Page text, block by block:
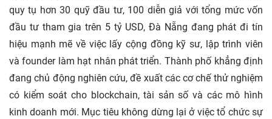
quy tụ hơn 30 quỹ đầu tư, 100 diễn giả với tổng mức vốn
đầu tư tham gia trên 5 tỷ USD, Đà Nẵng đang phát đi tín
hiệu mạnh mẽ về việc lấy cộng đồng kỹ sư, lập trình viên
và founder làm hạt nhân phát triển. Thành phố khẳng định
đang chủ động nghiên cứu, đề xuất các cơ chế thử nghiệm
có kiểm soát cho blockchain, tài sản số và các mô hình
kinh doanh mới. Mục tiêu không dừng lại ở việc tổ chức sự